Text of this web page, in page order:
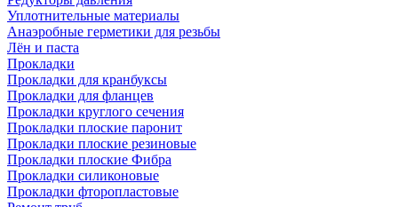
Уплотнительные материалы
Анаэробные герметики для резьбы
Лён и паста
Прокладки
Прокладки для кранбуксы
Прокладки для фланцев
Прокладки круглого сечения
Прокладки плоские паронит
Прокладки плоские резиновые
Прокладки плоские Фибра
Прокладки силиконовые
Прокладки фторопластовые